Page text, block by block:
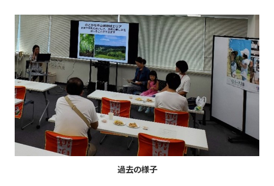
過去の様子